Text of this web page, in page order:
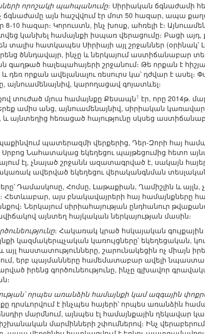
որոշակի պահպանումը։ Սիրիական ճգնաժամի
ճգնաժամը այն հաշվվում էր մոտ 50 հազար, ապա
10 հազար։ Կորուստն, ինչ խոսք, ահռելի է։
տվեց կանխել համայնքի իսպառ վերացումը։ Բացի
են տալիս հատկապես Սիրիայի այլ շրջաններ
ծննդավայր, ինչը և ներկայում աստիճանաբար
հալեպահայերի շրջանում։ Թե որքան է հիշյալ
դեռ որքան ավելանալու ռեսուրս կա՝ դժվար է
այնուամենայնիվ, կարողացավ գոյատևել։
տուժած մյուս համայնքը Քեսապն1 էր, որը 2014թ.
ամիս անց, այնուամենայնիվ, սիրիական
այնտեղից հեռացած հայությունը սկսեց
պատերազմի վերքերից, Դեր-Զորի հայ
Նահատակաց եկեղեցու պայթեցումից հետո
էլ, չնայած շրջանն ազատագրված է, սակայն
ավերված եկեղեցու վերականգնման
Դամասկոսը, Հոմսը, Լաթաքիան, Ղամիշլին և
Հետևաբար, այս բնակավայրերի հայ համայնքները
Ներկայում սիրիահայության ընդհանուր
այնտեղ հայկական ներկայության մասին։
։ Հակառակ կրած հսկայական
կազմակերպչական կառույցները՝ եկեղեցական,
հաստատությունները, շարունակեցին ոչ միայն
երբ պայմանները համեմատաբար ավելի
իրենց գործունեությունը, ինչը գլխավոր
որպես առանձին համայնքի կամ ազգային
դրսևորվում է ինչպես հայերի՝ որպես առանձին
մարմնում, այնպես էլ համայնքային ղեկավար
մարմինների շփումներով։ Ինչ